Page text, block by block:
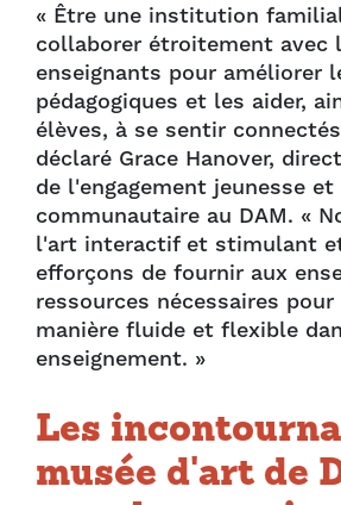
« Être une institution
collaborer étroitement avec
enseignants pour améliorer
pédagogiques et les aider,
élèves, à se sentir
déclaré Grace Hanover,
de l'engagement jeunesse et
communautaire au DAM. «
l'art interactif et stimulant
efforçons de fournir aux
ressources nécessaires
manière fluide et flexible
enseignement. »
Les
musée d'art de